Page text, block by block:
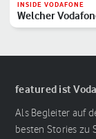
INSIDE VODAFONE
Welcher
featured ist
Als Begleiter auf
besten Stories zu